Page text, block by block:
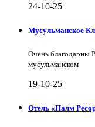
24-10-25
Мусульманское
Очень благодарны
мусульманском
19-10-25
Отель «Палм